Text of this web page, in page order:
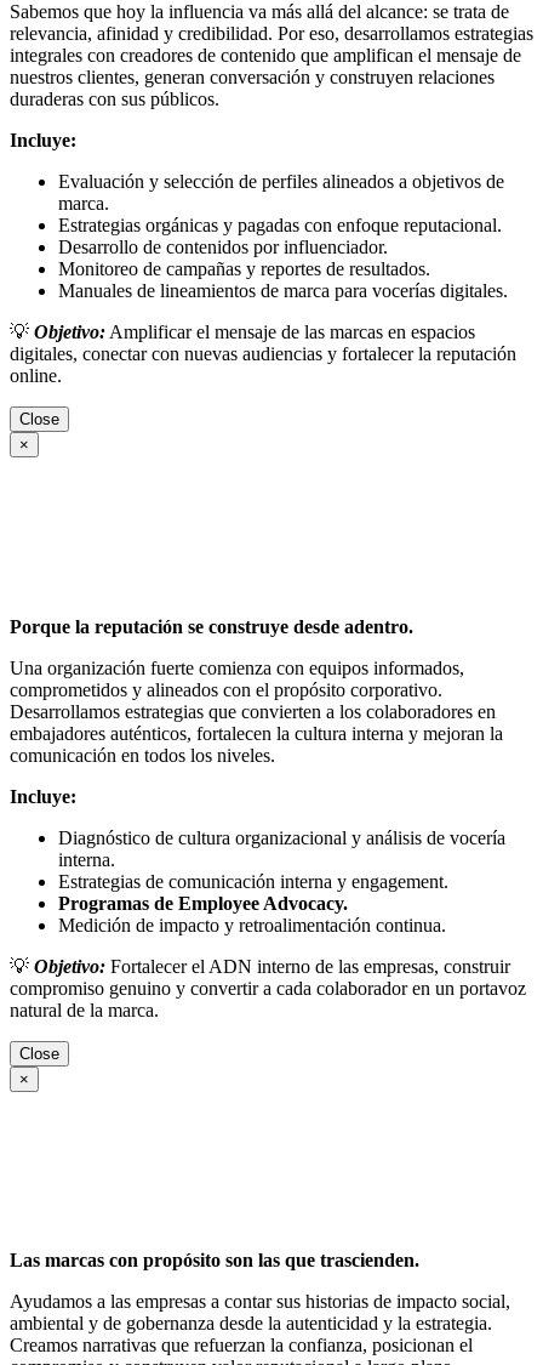
Sabemos que hoy la influencia va más allá del alcance: se trata de
relevancia, afinidad y credibilidad. Por eso, desarrollamos estrategias
integrales con creadores de contenido que amplifican el mensaje de
nuestros clientes, generan conversación y construyen relaciones
duraderas con sus públicos.
Incluye:
Evaluación y selección de perfiles alineados a objetivos de
marca.
Estrategias orgánicas y pagadas con enfoque reputacional.
Desarrollo de contenidos por influenciador.
Monitoreo de campañas y reportes de resultados.
Manuales de lineamientos de marca para vocerías digitales.
💡 Objetivo: Amplificar el mensaje de las marcas en espacios
digitales, conectar con nuevas audiencias y fortalecer la reputación
online.
Close
×
Porque la reputación se construye desde adentro.
Una organización fuerte comienza con equipos informados,
comprometidos y alineados con el propósito corporativo.
Desarrollamos estrategias que convierten a los colaboradores en
embajadores auténticos, fortalecen la cultura interna y mejoran la
comunicación en todos los niveles.
Incluye:
Diagnóstico de cultura organizacional y análisis de vocería
interna.
Estrategias de comunicación interna y engagement.
Programas de Employee Advocacy.
Medición de impacto y retroalimentación continua.
💡 Objetivo: Fortalecer el ADN interno de las empresas, construir
compromiso genuino y convertir a cada colaborador en un portavoz
natural de la marca.
Close
×
Las marcas con propósito son las que trascienden.
Ayudamos a las empresas a contar sus historias de impacto social,
ambiental y de gobernanza desde la autenticidad y la estrategia.
Creamos narrativas que refuerzan la confianza, posicionan el